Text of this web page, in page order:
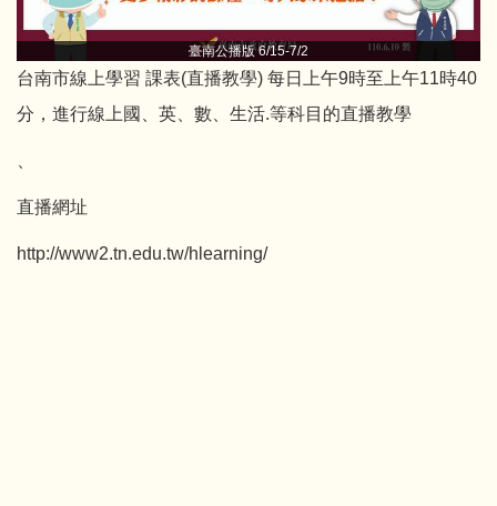
臺南公播版 6/15-7/2
台南市線上學習 課表(直播教學) 每日上午9時至上午11時40
分，進行線上國、英、數、生活.等科目的直播教學
直播網址
http://www2.tn.edu.tw/hlearning/